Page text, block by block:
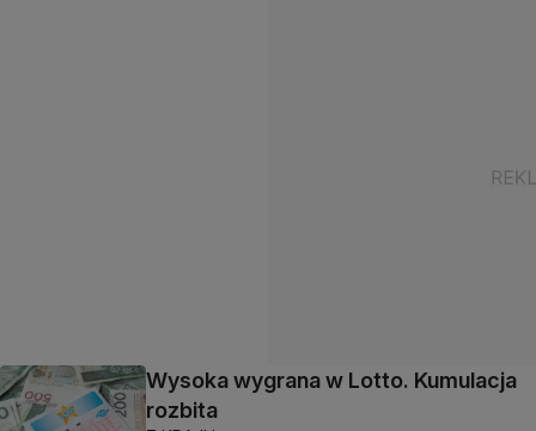
Wysoka wygrana w Lotto. Kumulacja
rozbita